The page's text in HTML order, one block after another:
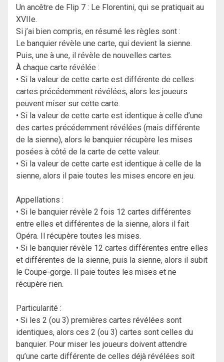
Un ancêtre de Flip 7 : Le Florentini, qui se pratiquait au
XVIIe.
Si j’ai bien compris, en résumé les règles sont :
Le banquier révèle une carte, qui devient la sienne.
Puis, une à une, il révèle de nouvelles cartes.
À chaque carte révélée :
• Si la valeur de cette carte est différente de celles
cartes précédemment révélées, alors les joueurs
peuvent miser sur cette carte.
• Si la valeur de cette carte est identique à celle d’une
des cartes précédemment révélées (mais différente
de la sienne), alors le banquier récupère les mises
posées à côté de la carte de cette valeur.
• Si la valeur de cette carte est identique à celle de la
sienne, alors il paie toutes les mises encore en jeu.
Appellations :
• Si le banquier révèle 2 fois 12 cartes différentes
entre elles et différentes de la sienne, alors il fait
Opéra. Il récupère toutes les mises.
• Si le banquier révèle 12 cartes différentes entre elles
et différentes de la sienne, puis la sienne, alors il subit
le Coupe-gorge. Il paie toutes les mises et ne
récupère rien.
Particularité :
• Si les 2 (ou 3) premières cartes révélées sont
identiques, alors ces 2 (ou 3) cartes sont celles du
banquier. Pour miser les joueurs doivent attendre
qu’une carte différente de celles déjà révélées soit